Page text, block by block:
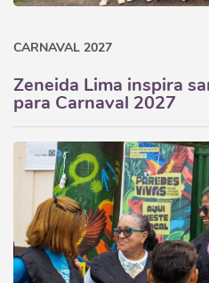
CARNAVAL 2027
Zeneida Lima inspira
para Carnaval 2027